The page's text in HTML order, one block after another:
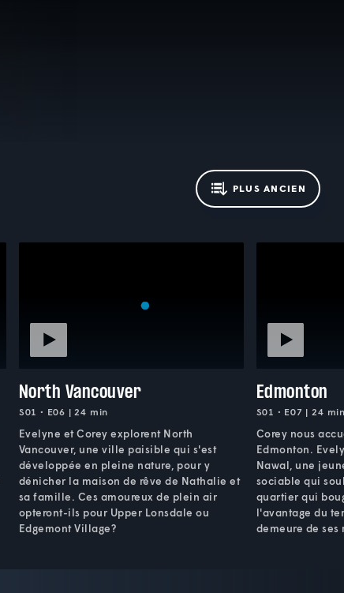
PLUS ANCIEN
North Vancouver
S01 • E06 | 24 min
Evelyne et Corey explorent North
Vancouver, une ville paisible qui s'est
développée en pleine nature, pour y
dénicher la maison de rêve de Nathalie et
sa famille. Ces amoureux de plein air
opteront-ils pour Upper Lonsdale ou
Edgemont Village?
Edmonton
S01 • E07 | 24
Corey nous
Edmonton.
Nawal, une
sociable qui
quartier qui
l'avantage du
demeure de ses